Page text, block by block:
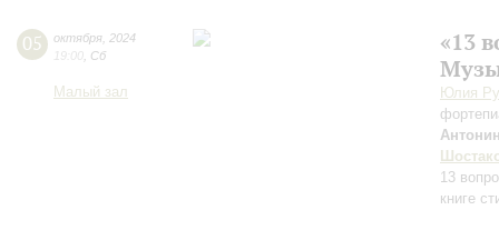
05 октября 2024
19:00 Сб
Малый зал
«13
Юлия
13
книге